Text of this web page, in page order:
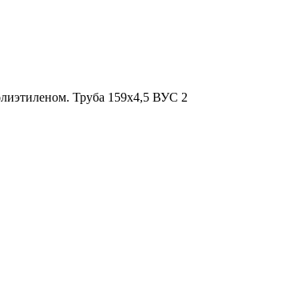
Труба 159х4,5 ВУС 2